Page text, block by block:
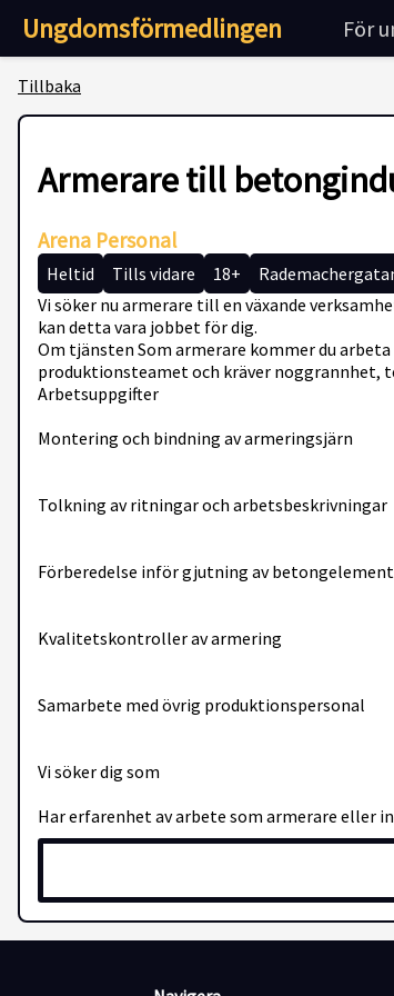
Ungdomsförmedlingen För
Tillbaka
Armerare till
Arena Personal
Heltid Tills vidare 18+
Vi söker nu armerare till en växande
kan detta vara jobbet för dig.
Om tjänsten Som armerare kommer du
produktionsteamet och kräver noggrannhet,
Arbetsuppgifter
Montering och bindning av armeringsjärn
Tolkning av ritningar och arbetsbeskrivningar
Förberedelse inför gjutning av betongelement
Kvalitetskontroller av armering
Samarbete med övrig produktionspersonal
Vi söker dig som
Har erfarenhet av arbete som armerare eller